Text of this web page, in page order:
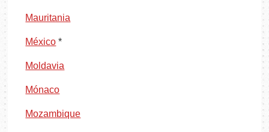
Mauritania
México *
Moldavia
Mónaco
Mozambique